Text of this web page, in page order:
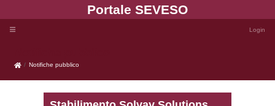
Portale
Notifiche pubblico
Notifiche pubblico